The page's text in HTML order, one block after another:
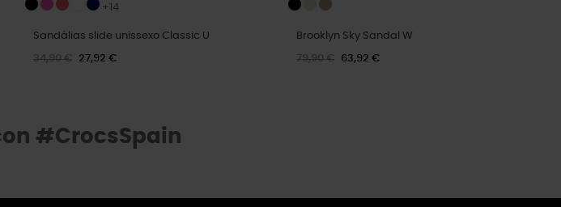
+14
Sandálias slide unissexo Classic U
34,90 € 27,92 €
Brooklyn Sky Sandal W
79,90 € 63,92 €
#CrocsSpain